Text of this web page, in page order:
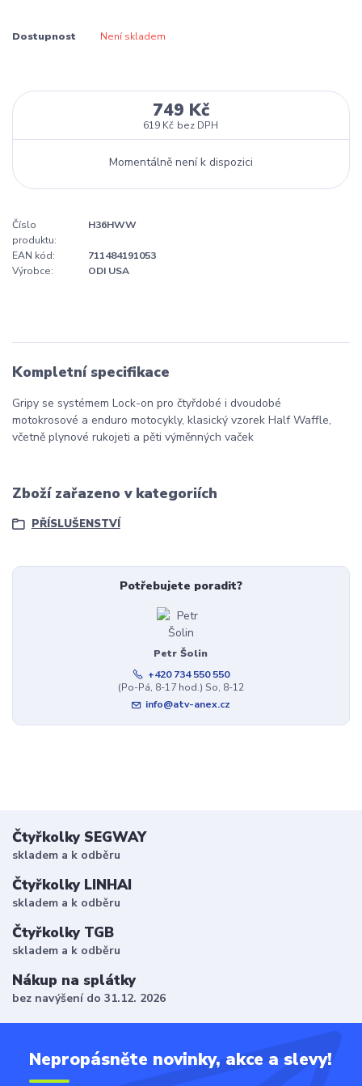
Dostupnost Není skladem
749 Kč
619 Kč bez DPH
Momentálně není k dispozici
Číslo
produktu:
H36HWW
EAN kód:
711484191053
Výrobce:
ODI USA
Kompletní specifikace
Gripy se systémem Lock-on pro čtyřdobé i dvoudobé
motokrosové a enduro motocykly, klasický vzorek Half Waffle,
včetně plynové rukojeti a pěti výměnných vaček
Zboží zařazeno v kategoriích
PŘÍSLUŠENSTVÍ
Potřebujete poradit?
Petr Šolin
+420 734 550 550
(Po-Pá, 8-17 hod.) So, 8-12
info@atv-anex.cz
Čtyřkolky SEGWAY
skladem a k odběru
Čtyřkolky LINHAI
skladem a k odběru
Čtyřkolky TGB
skladem a k odběru
Nákup na splátky
bez navýšení do 31.12. 2026
Nepropásněte novinky, akce a slevy!